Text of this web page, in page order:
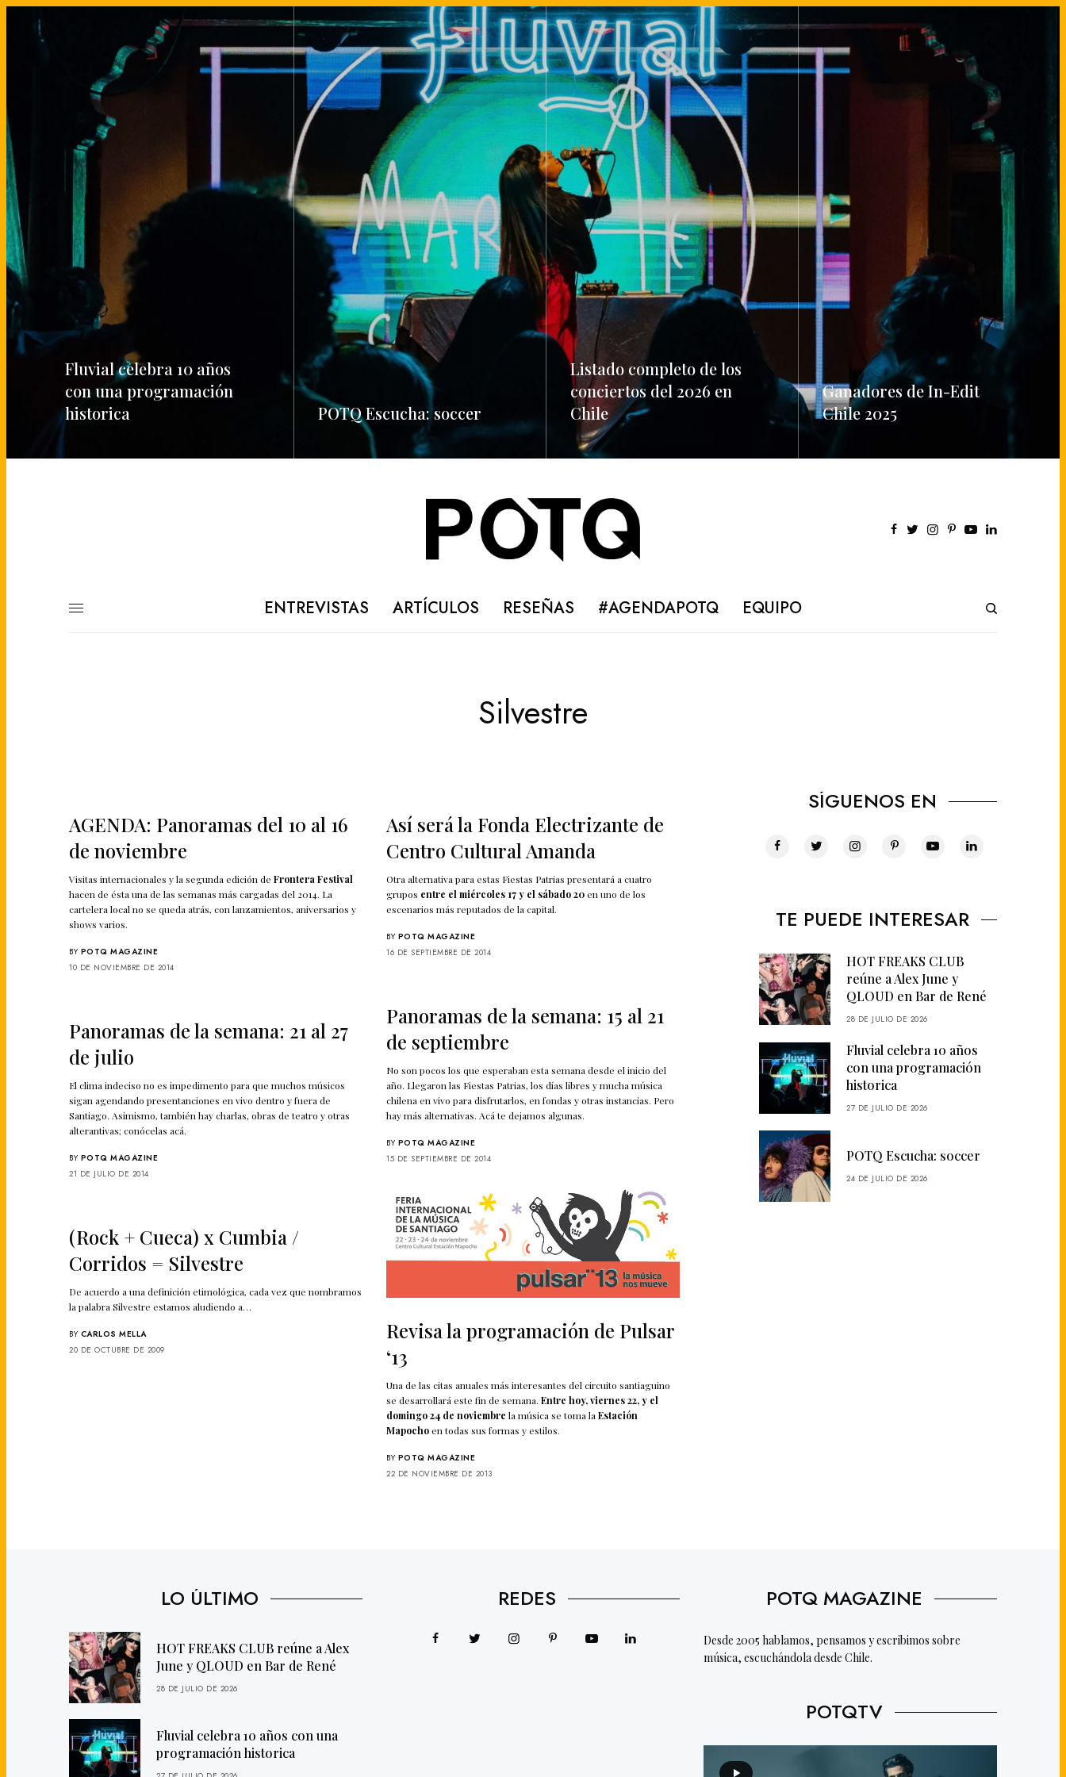
Fluvial celebra 10 años
con una programación
historica
POTQ Escucha: soccer
Listado completo de los
conciertos del 2026 en
Chile
READ MORE
Ganadores de In-Edit
Chile 2025
ENTREVISTAS ARTÍCULOS RESEÑAS #AGENDAPOTQ EQUIPO
Silvestre
AGENDA: Panoramas del 10 al 16
de noviembre
Visitas internacionales y la segunda edición deFrontera Festival
hacen de ésta una de las semanas más cargadas del 2014. La
cartelera local no se queda atrás, con lanzamientos, aniversarios y
shows varios.
BY POTQ MAGAZINE
10 DE NOVIEMBRE DE 2014
Así será la Fonda Electrizante de
Centro Cultural Amanda
Otra alternativa para estas Fiestas Patrias presentará a cuatro
grupos entre el miércoles 17 y el sábado 20en uno de los
escenarios más reputados de la capital.
BY POTQ MAGAZINE
16 DE SEPTIEMBRE DE 2014
Panoramas de la semana: 15 al 21
de septiembre
No son pocos los que esperaban esta semana desde el inicio del
año. Llegaron las Fiestas Patrias, los días libres y mucha música
chilena en vivo para disfrutarlos, en fondas y otras instancias. Pero
hay más alternativas. Acá te dejamos algunas.
BY POTQ MAGAZINE
15 DE SEPTIEMBRE DE 2014
Panoramas de la semana: 21 al 27
de julio
El clima indeciso no es impedimento para que muchos músicos
sigan agendando presentanciones en vivo dentro y fuera de
Santiago. Asimismo, también hay charlas, obras de teatro y otras
alterantivas; conócelas acá.
BY POTQ MAGAZINE
21 DE JULIO DE 2014
Revisa la programación de Pulsar
‘13
Una de las citas anuales más interesantes del circuito santiaguino
se desarrollará este fin de semana.Entre hoy, viernes 22, y el
domingo 24 de noviembre la música se toma laEstación
Mapochoen todas sus formas y estilos.
BY POTQ MAGAZINE
22 DE NOVIEMBRE DE 2013
(Rock + Cueca) x Cumbia /
Corridos = Silvestre
De acuerdo a una definición etimológica, cada vez que nombramos
la palabra Silvestre estamos aludiendo a…
BY CARLOS MELLA
20 DE OCTUBRE DE 2009
SÍGUENOS EN
TE PUEDE INTERESAR
HOT FREAKS CLUB
reúne a Alex June y
QLOUD en Bar de René
28 DE JULIO DE 2026
Fluvial celebra 10 años
con una programación
historica
27 DE JULIO DE 2026
POTQ Escucha: soccer
24 DE JULIO DE 2026
LO ÚLTIMO
HOT FREAKS CLUB reúne a Alex
June y QLOUD en Bar de René
28 DE JULIO DE 2026
Fluvial celebra 10 años con una
programación historica
REDES POTQ MAGAZINE
Desde 2005 hablamos, pensamos y escribimos sobre
música, escuchándola desde Chile.
POTQTV